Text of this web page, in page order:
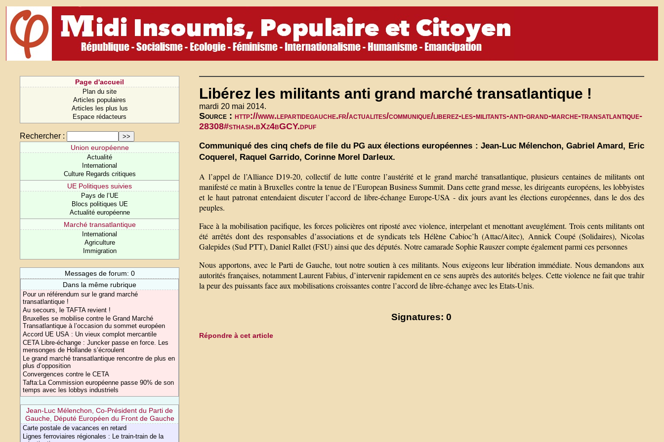
Page d'accueil
Plan du site
Articles populaires
Articles les plus lus
Espace rédacteurs
Rechercher :
Union européenne
Actualité
International
Culture Regards critiques
UE Politiques suivies
Pays de l’UE
Blocs politiques UE
Actualité européenne
Marché transatlantique
International
Agriculture
Immigration
Messages de forum: 0
Dans la même rubrique
Pour un référendum sur le grand marché
transatlantique !
Au secours, le TAFTA revient !
Bruxelles se mobilise contre le Grand Marché
Transatlantique à l’occasion du sommet européen
Accord UE USA : Un vieux complot mercantile
CETA Libre-échange : Juncker passe en force. Les
mensonges de Hollande s’écroulent
Le grand marché transatlantique rencontre de plus en
plus d’opposition
Convergences contre le CETA
Tafta:La Commission européenne passe 90% de son
temps avec les lobbys industriels
Jean-Luc Mélenchon, Co-Président du Parti de
Gauche, Député Européen du Front de Gauche
Carte postale de vacances en retard
Lignes ferroviaires régionales : Le train-train de la
Libérez les militants anti grand marché transatlantique !
mardi 20 mai 2014.
Source :http://www.lepartidegauche.fr/actualites/communique/liberez-les-militants-anti-grand-marche-transatlantique-
28308#sthash.bXz4bGCY.dpuf
Communiqué des cinq chefs de file du PG aux élections européennes : Jean-Luc Mélenchon, Gabriel Amard, Eric
Coquerel, Raquel Garrido, Corinne Morel Darleux.
A l’appel de l’Alliance D19-20, collectif de lutte contre l’austérité et le grand marché transatlantique, plusieurs centaines de militants ont
manifesté ce matin à Bruxelles contre la tenue de l’European Business Summit. Dans cette grand messe, les dirigeants européens, les lobbyistes
et le haut patronat entendaient discuter l’accord de libre-échange Europe-USA - dix jours avant les élections européennes, dans le dos des
peuples.
Face à la mobilisation pacifique, les forces policières ont riposté avec violence, interpelant et menottant aveuglément. Trois cents militants ont
été arrêtés dont des responsables d’associations et de syndicats tels Hélène Cabioc’h (Attac/Aitec), Annick Coupé (Solidaires), Nicolas
Galepides (Sud PTT), Daniel Rallet (FSU) ainsi que des députés. Notre camarade Sophie Rauszer compte également parmi ces personnes
Nous apportons, avec le Parti de Gauche, tout notre soutien à ces militants. Nous exigeons leur libération immédiate. Nous demandons aux
autorités françaises, notamment Laurent Fabius, d’intervenir rapidement en ce sens auprès des autorités belges. Cette violence ne fait que trahir
la peur des puissants face aux mobilisations croissantes contre l’accord de libre-échange avec les Etats-Unis.
Signatures: 0
Répondre à cet article